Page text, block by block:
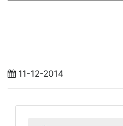
11-12-2014